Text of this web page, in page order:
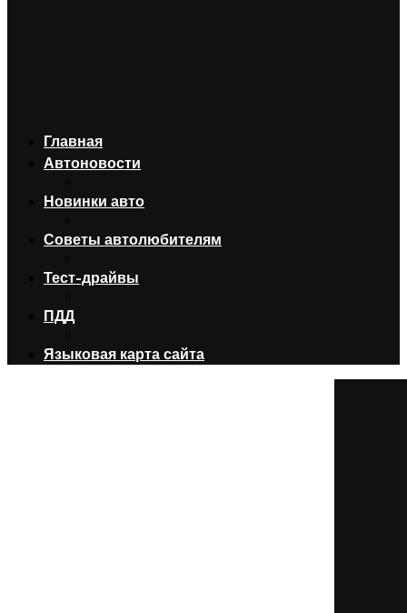
Главная
Автоновости
Новинки авто
Советы автолюбителям
Тест-драйвы
ПДД
Языковая карта сайта